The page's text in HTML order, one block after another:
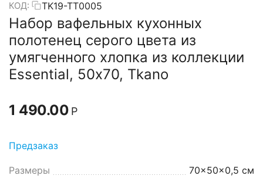
КОД: TK19-TT0005
Набор вафельных кухонных
полотенец серого цвета из
умягченного хлопка из коллекции
Essential, 50х70, Tkano
1 490.00 Р
Предзаказ
Размеры 70x50x0,5 см